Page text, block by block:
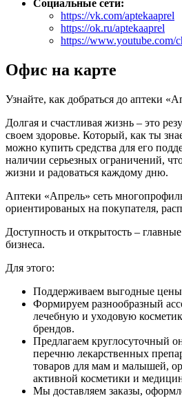
Социальные сети:
https://vk.com/aptekaaprel
https://ok.ru/aptekaaprel
https://
Офис на карте
Узнайте, как добраться до аптеки
Долгая и счастливая жизнь – это
своем здоровье. Который, как ты
можно купить средства для его
наличии серьезных ограничений,
жизни и радоваться каждому дню.
Аптеки «Апрель» сеть
ориентированых на покупателя,
Доступность и открытость –
бизнеса.
Для этого:
Поддерживаем выгодные
Формируем разнообразный
лечебную и уходовую
брендов.
Предлагаем круглосуточный
перечню лекарственных
товаров для мам и малышей,
активной косметики и
Мы доставляем заказы,